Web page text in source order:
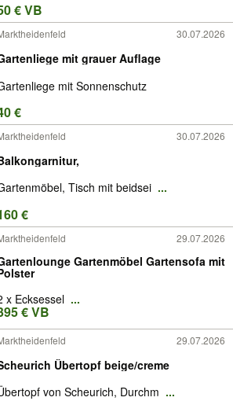
€ VB
30.07.2026
mit grauer Auflage
mit Sonnenschutz
€
30.07.2026
Tisch mit beidsei ...
€
29.07.2026
Gartenmöbel Gartensofa mit
x Ecksessel ...
€ VB
29.07.2026
Übertopf beige/creme
von Scheurich, Durchm ...